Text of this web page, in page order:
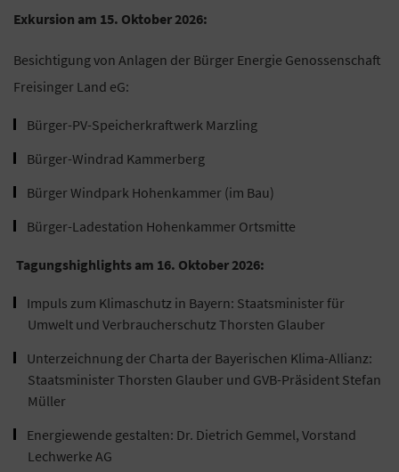
Exkursion am 15. Oktober 2026:
Besichtigung von Anlagen der Bürger Energie Genossenschaft
Freisinger Land eG:
Bürger-PV-Speicherkraftwerk Marzling
Bürger-Windrad Kammerberg
Bürger Windpark Hohenkammer (im Bau)
Bürger-Ladestation Hohenkammer Ortsmitte
Tagungshighlights am 16. Oktober 2026:
Impuls zum Klimaschutz in Bayern: Staatsminister für
Umwelt und Verbraucherschutz Thorsten Glauber
Unterzeichnung der Charta der Bayerischen Klima-Allianz:
Staatsminister Thorsten Glauber und GVB-Präsident Stefan
Müller
Energiewende gestalten: Dr. Dietrich Gemmel, Vorstand
Lechwerke AG